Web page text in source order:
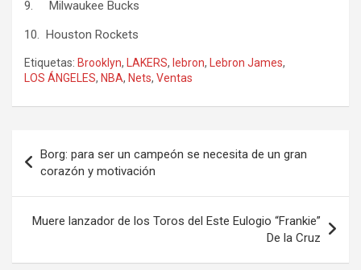
9. Milwaukee Bucks
10. Houston Rockets
Etiquetas: Brooklyn, LAKERS, lebron, Lebron James,
LOS ÁNGELES, NBA, Nets, Ventas
de
entradas
Borg: para ser un campeón se necesita de un gran
corazón y motivación
Muere lanzador de los Toros del Este Eulogio “Frankie”
De la Cruz